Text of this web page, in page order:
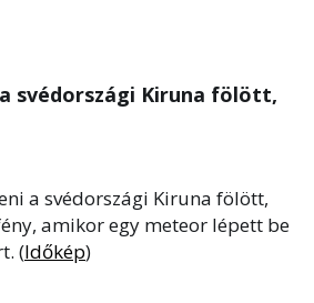
svédországi Kiruna fölött,
a svédországi Kiruna fölött,
amikor egy meteor lépett be
(Időkép)